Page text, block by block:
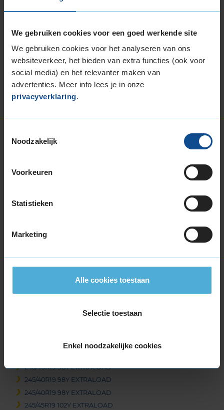
We gebruiken cookies voor een goed werkende site
We gebruiken cookies voor het analyseren van ons
websiteverkeer, het bieden van extra functies (ook voor
social media) en het relevanter maken van
advertenties. Meer info lees je in onze
privacyverklaring.
Noodzakelijk
Voorkeuren
Statistieken
Marketing
Alle cookies toestaan
Selectie toestaan
Enkel noodzakelijke cookies
3
Beschikbare bandenmaten
18-inch banden
215/40R18 89Y EXTRALOAD
225/40R18 92Y EXTRALOAD
235/40R18 95Y EXTRALOAD
245/45R18 100Y EXTRALOAD
19-inch banden
225/40R19 93Y EXTRALOAD
235/35R19 91Y EXTRALOAD
245/30R19 89Y EXTRALOAD
245/40R19 98Y EXTRALOAD
245/40R19 98Y EXTRALOAD
245/40R19 98Y EXTRALOAD
245/45R19 102Y EXTRALOAD